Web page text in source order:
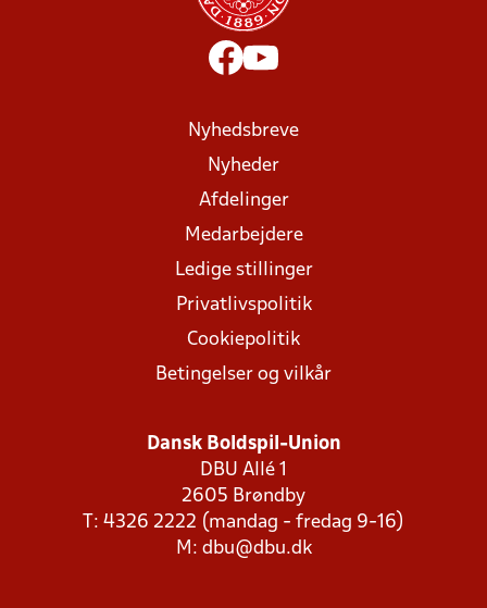
Nyhedsbreve
Nyheder
Afdelinger
Medarbejdere
Ledige stillinger
Privatlivspolitik
Cookiepolitik
Betingelser og vilkår
Dansk Boldspil-Union
DBU Allé 1
2605 Brøndby
T: 4326 2222 (mandag - fredag 9-16)
M: dbu@dbu.dk